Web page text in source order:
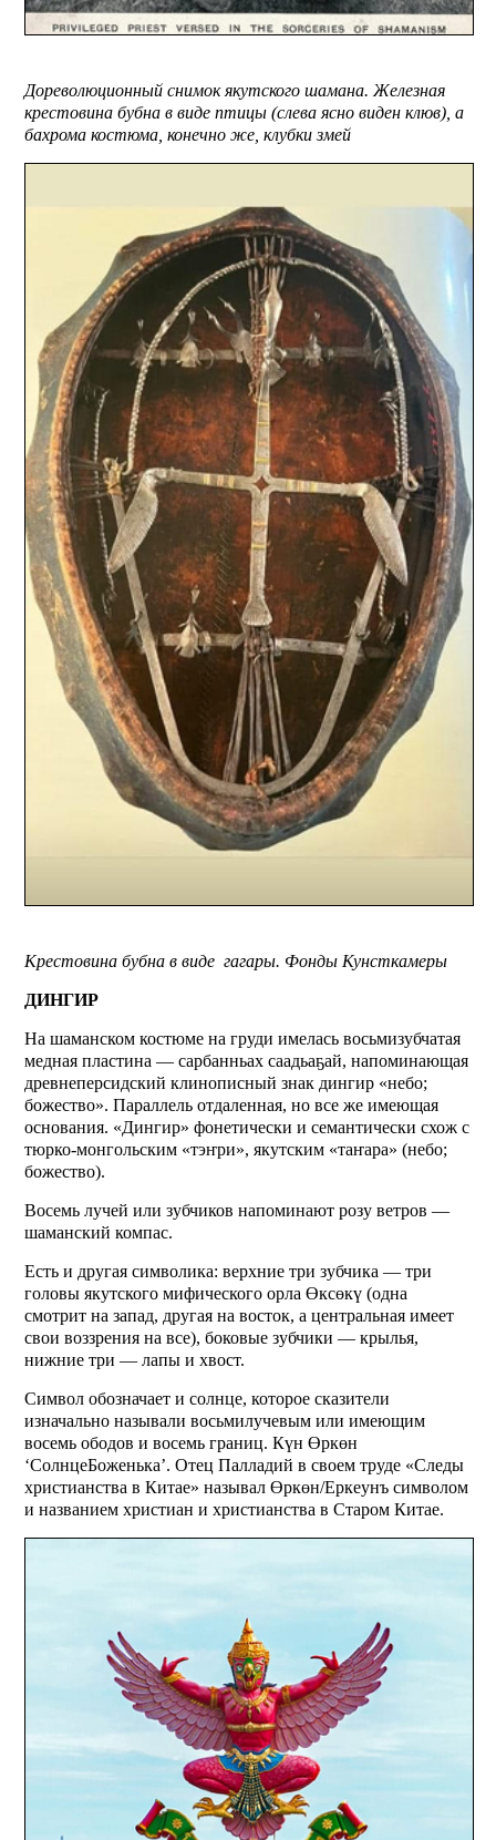
Дореволюционный снимок якутского шамана. Железная
крестовина бубна в виде птицы (слева ясно виден клюв), а
бахрома костюма, конечно же, клубки змей
Крестовина бубна в виде гагары. Фонды Кунсткамеры
ДИНГИР
На шаманском костюме на груди имелась восьмизубчатая
медная пластина — сарбанньах саадьаҕай, напоминающая
древнеперсидский клинописный знак дингир «небо;
божество». Параллель отдаленная, но все же имеющая
основания. «Дингир» фонетически и семантически схож с
тюрко-монгольским «тэҥри», якутским «таҥара» (небо;
божество).
Восемь лучей или зубчиков напоминают розу ветров —
шаманский компас.
Есть и другая символика: верхние три зубчика — три
головы якутского мифического орла Өксөкү (одна
смотрит на запад, другая на восток, а центральная имеет
свои воззрения на все), боковые зубчики — крылья,
нижние три — лапы и хвост.
Символ обозначает и солнце, которое сказители
изначально называли восьмилучевым или имеющим
восемь ободов и восемь границ. Күн Өркөн
‘СолнцеБоженька’. Отец Палладий в своем труде «Следы
христианства в Китае» называл Өркөн/Еркеунъ символом
и названием христиан и христианства в Старом Китае.